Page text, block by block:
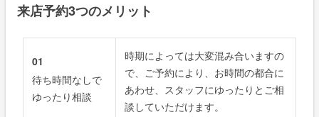
来店予約3つのメリット
01
待ち時間なしで
ゆったり相談
時期によっては大変混み合いますの
で、ご予約により、お時間の都合に
あわせ、スタッフにゆったりとご相
談していただけます。